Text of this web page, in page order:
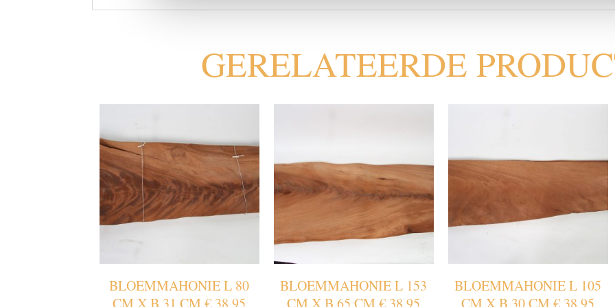
GERELATEERDE
BLOEMMAHONIE L 80
BLOEMMAHONIE L 153
BLOEMMAHONIE L 105